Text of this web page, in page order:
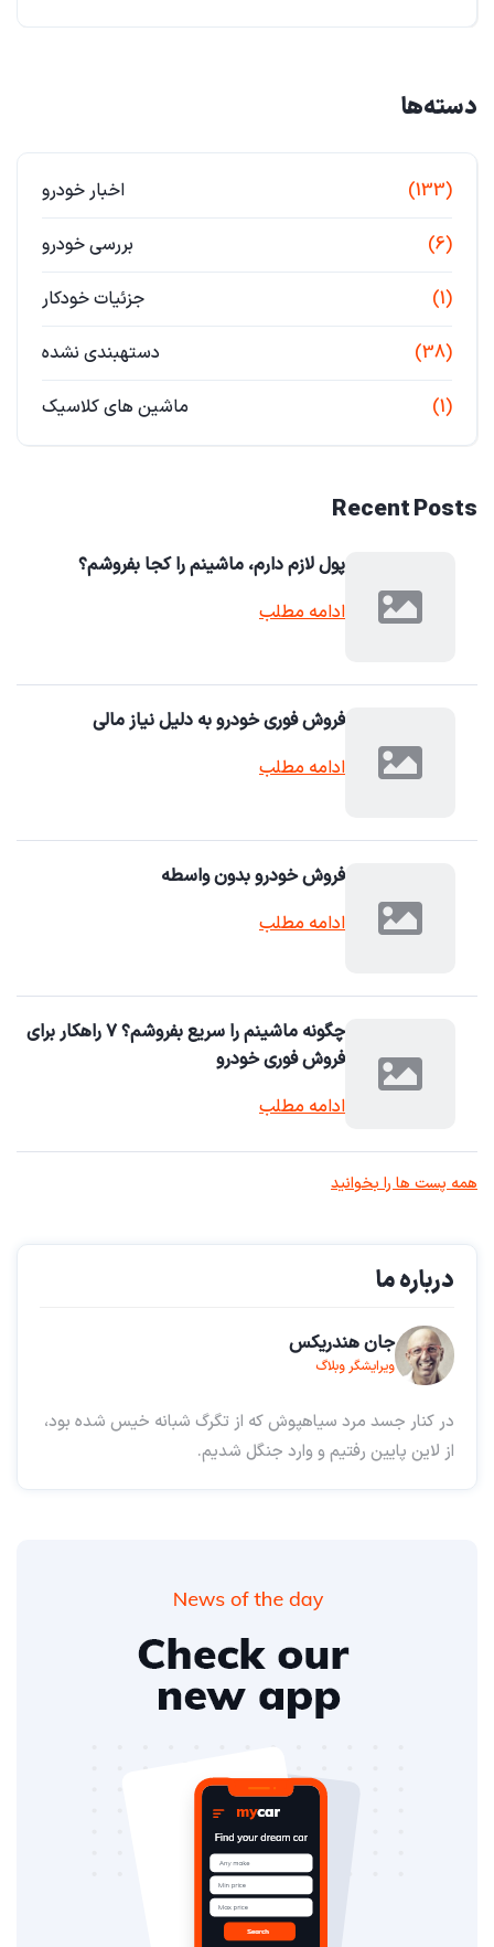
دسته‌ها
اخبار خودرو (133)
بررسی خودرو (6)
جزئیات خودکار (1)
دستهبندی نشده (38)
ماشین های کلاسیک (1)
Recent Posts
پول لازم دارم، ماشینم را کجا بفروشم؟
ادامه مطلب
فروش فوری خودرو به دلیل نیاز مالی
ادامه مطلب
فروش خودرو بدون واسطه
ادامه مطلب
چگونه ماشینم را سریع بفروشم؟ ۷ راهکار برای
فروش فوری خودرو
ادامه مطلب
همه پست ها را بخوانید
درباره ما
جان هندریکس
ویرایشگر وبلاگ
در کنار جسد مرد سیاهپوش که از تگرگ شبانه خیس شده بود،
از لاین پایین رفتیم و وارد جنگل شدیم.